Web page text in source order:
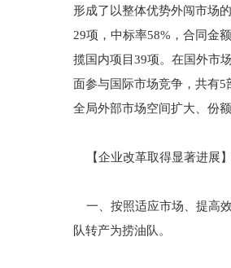
形成了以整体优势外闯市场
29项，中标率58%，合同金
揽国内项目39项。在国外市
面参与国际市场竞争，共有
全局外部市场空间扩大、份
【企业改革取得显著进展
一、按照适应市场、提高
队转产为捞油队。